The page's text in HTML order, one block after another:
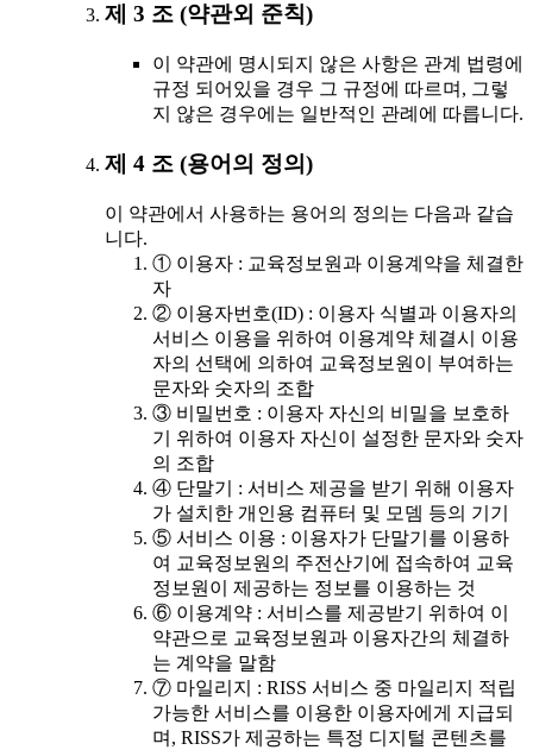
제 3 조 (약관외 준칙)
이 약관에 명시되지 않은 사항은 관계 법령에
규정 되어있을 경우 그 규정에 따르며, 그렇
지 않은 경우에는 일반적인 관례에 따릅니다.
제 4 조 (용어의 정의)
이 약관에서 사용하는 용어의 정의는 다음과 같습
니다.
① 이용자 : 교육정보원과 이용계약을 체결한
자
② 이용자번호(ID) : 이용자 식별과 이용자의
서비스 이용을 위하여 이용계약 체결시 이용
자의 선택에 의하여 교육정보원이 부여하는
문자와 숫자의 조합
③ 비밀번호 : 이용자 자신의 비밀을 보호하
기 위하여 이용자 자신이 설정한 문자와 숫자
의 조합
④ 단말기 : 서비스 제공을 받기 위해 이용자
가 설치한 개인용 컴퓨터 및 모뎀 등의 기기
⑤ 서비스 이용 : 이용자가 단말기를 이용하
여 교육정보원의 주전산기에 접속하여 교육
정보원이 제공하는 정보를 이용하는 것
⑥ 이용계약 : 서비스를 제공받기 위하여 이
약관으로 교육정보원과 이용자간의 체결하
는 계약을 말함
⑦ 마일리지 : RISS 서비스 중 마일리지 적립
가능한 서비스를 이용한 이용자에게 지급되
며, RISS가 제공하는 특정 디지털 콘텐츠를